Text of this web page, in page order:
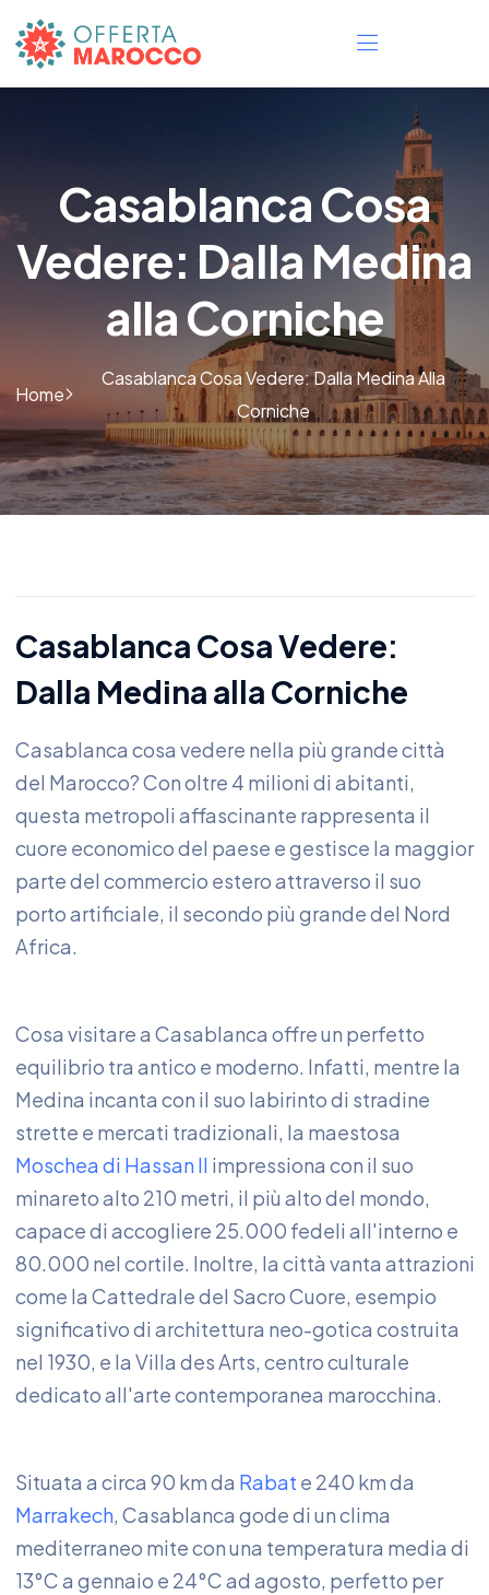
Casablanca Cosa
Vedere: Dalla Medina
alla Corniche
Home
Casablanca Cosa Vedere: Dalla Medina Alla
Corniche
Casablanca Cosa Vedere:
Dalla Medina alla Corniche
Casablanca cosa vedere nella più grande città
del Marocco? Con oltre 4 milioni di abitanti,
questa metropoli affascinante rappresenta il
cuore economico del paese e gestisce la maggior
parte del commercio estero attraverso il suo
porto artificiale, il secondo più grande del Nord
Africa.
Cosa visitare a Casablanca offre un perfetto
equilibrio tra antico e moderno. Infatti, mentre la
Medina incanta con il suo labirinto di stradine
strette e mercati tradizionali, la maestosa
Moschea di Hassan II impressiona con il suo
minareto alto 210 metri, il più alto del mondo,
capace di accogliere 25.000 fedeli all'interno e
80.000 nel cortile. Inoltre, la città vanta attrazioni
come la Cattedrale del Sacro Cuore, esempio
significativo di architettura neo-gotica costruita
nel 1930, e la Villa des Arts, centro culturale
dedicato all'arte contemporanea marocchina.
Situata a circa 90 km da Rabat e 240 km da
Marrakech, Casablanca gode di un clima
mediterraneo mite con una temperatura media di
13°C a gennaio e 24°C ad agosto, perfetto per